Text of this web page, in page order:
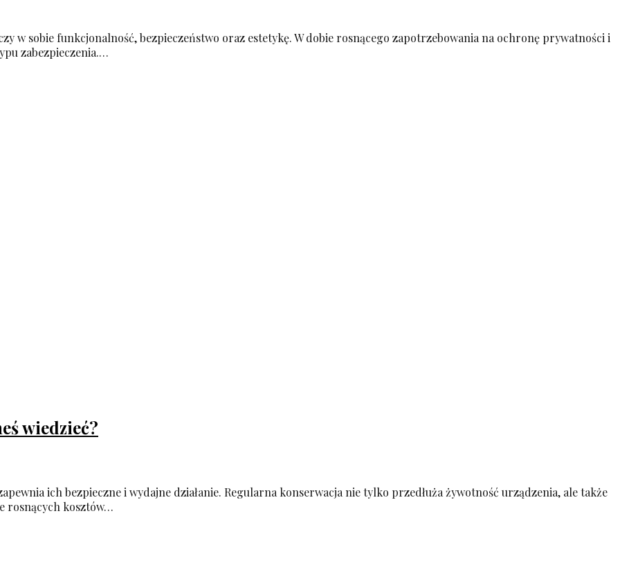
w sobie funkcjonalność, bezpieczeństwo oraz estetykę. W dobie rosnącego zapotrzebowania na ochronę prywatności i
zabezpieczenia.…
wiedzieć?
ich bezpieczne i wydajne działanie. Regularna konserwacja nie tylko przedłuża żywotność urządzenia, ale także
rosnących kosztów…